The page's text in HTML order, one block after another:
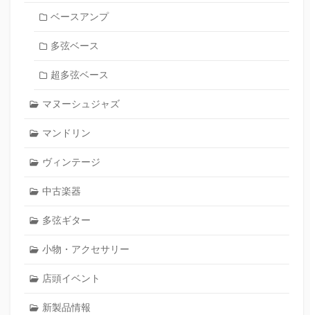
ベースアンプ
多弦ベース
超多弦ベース
マヌーシュジャズ
マンドリン
ヴィンテージ
中古楽器
多弦ギター
小物・アクセサリー
店頭イベント
新製品情報